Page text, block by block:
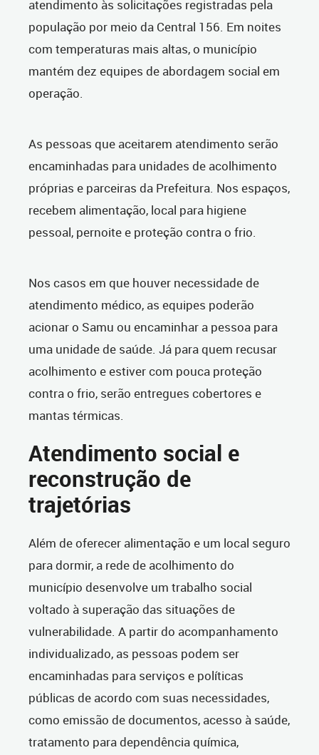
atendimento às solicitações registradas pela
população por meio da Central 156. Em noites
com temperaturas mais altas, o município
mantém dez equipes de abordagem social em
operação.
As pessoas que aceitarem atendimento serão
encaminhadas para unidades de acolhimento
próprias e parceiras da Prefeitura. Nos espaços,
recebem alimentação, local para higiene
pessoal, pernoite e proteção contra o frio.
Nos casos em que houver necessidade de
atendimento médico, as equipes poderão
acionar o Samu ou encaminhar a pessoa para
uma unidade de saúde. Já para quem recusar
acolhimento e estiver com pouca proteção
contra o frio, serão entregues cobertores e
mantas térmicas.
Atendimento social e
reconstrução de
trajetórias
Além de oferecer alimentação e um local seguro
para dormir, a rede de acolhimento do
município desenvolve um trabalho social
voltado à superação das situações de
vulnerabilidade. A partir do acompanhamento
individualizado, as pessoas podem ser
encaminhadas para serviços e políticas
públicas de acordo com suas necessidades,
como emissão de documentos, acesso à saúde,
tratamento para dependência química,